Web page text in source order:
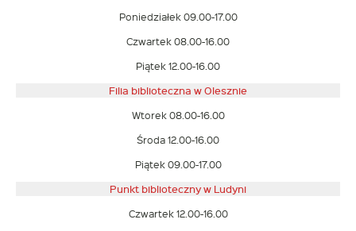
Poniedziałek 09.00-17.00
Czwartek 08.00-16.00
Piątek 12.00-16.00
Filia biblioteczna w Olesznie
Wtorek 08.00-16.00
Środa 12.00-16.00
Piątek 09.00-17.00
Punkt biblioteczny w Ludyni
Czwartek 12.00-16.00